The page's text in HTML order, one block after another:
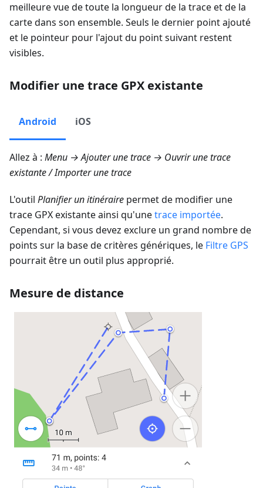
meilleure vue de toute la longueur de la trace et de la
carte dans son ensemble. Seuls le dernier point ajouté
et le pointeur pour l'ajout du point suivant restent
visibles.
Modifier une trace GPX existante
Android iOS
Allez à : Menu → Ajouter une trace → Ouvrir une trace
existante/Importer une trace
L'outil Planifier un itinéraire permet de modifier une
trace GPX existante ainsi qu'unetrace importée.
Cependant, si vous devez exclure un grand nombre de
points sur la base de critères génériques, le Filtre GPS
pourrait être un outil plus approprié.
Mesure de distance